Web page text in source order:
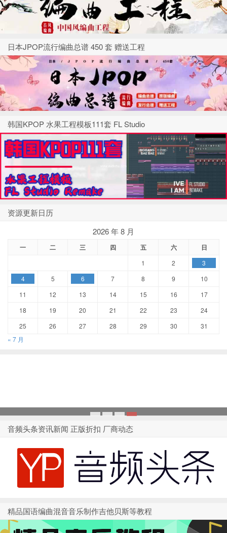
日本JPOP流行编曲总谱 450 套 赠送工程
韩国KPOP 水果工程模板111套 FL Studio
资源更新日历
2026 年 8 月
一 二 三 四 五 六 日
1 2
3
4
5 6 7 8 9
10
11
12 13 14 15 16
17
18
19 20 21 22 23
24
25
26 27 28 29 30
31
« 7 月
1 2 3 4
音频头条资讯新闻 正版折扣 厂商动态
精品国语编曲混音音乐制作吉他贝斯等教程